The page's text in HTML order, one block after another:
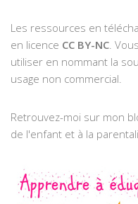
Les ressources en
en licence CC BY-NC.
utiliser en nommant la
usage non commercial.
Retrouvez-moi sur mon
de l'enfant et à la